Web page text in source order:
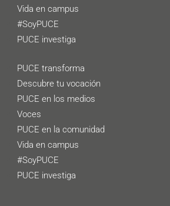
Vida en campus
#SoyPUCE
PUCE investiga
PUCE transforma
Descubre tu vocación
PUCE en los medios
Voces
PUCE en la comunidad
Vida en campus
#SoyPUCE
PUCE investiga